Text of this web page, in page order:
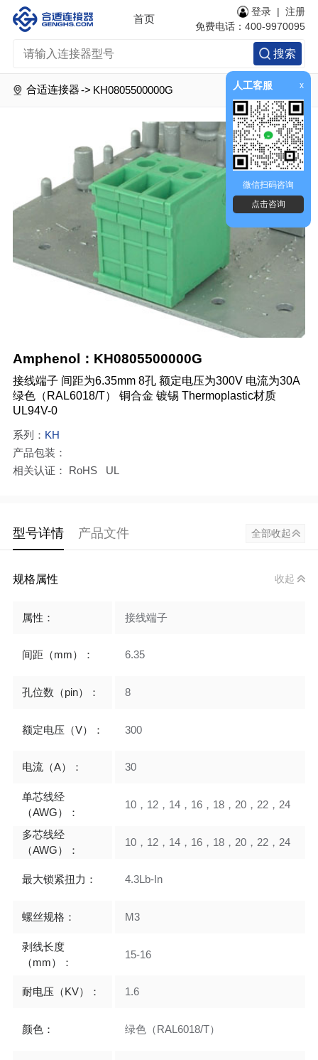
人工客服 x
微信扫码咨询
点击咨询
首页
搜索
登录 |注册
免费电话：400-9970095
合适连接器 -> KH0805500000G
Amphenol：KH0805500000G
接线端子 间距为6.35mm 8孔 额定电压为300V 电流为30A
绿色（RAL6018/T） 铜合金 镀锡 Thermoplastic材质
UL94V-0
系列： KH
产品包装：
相关认证： RoHS UL
型号详情 产品文件 全部收起
规格属性 收起
属性： 接线端子
间距（mm）： 6.35
孔位数（pin）： 8
额定电压（V）： 300
电流（A）： 30
单芯线经
（AWG）：
10，12，14，16，18，20，22，24
多芯线经
（AWG）：
10，12，14，16，18，20，22，24
最大锁紧扭力： 4.3Lb-In
螺丝规格： M3
剥线长度
（mm）：
15-16
耐电压（KV）： 1.6
颜色： 绿色（RAL6018/T）